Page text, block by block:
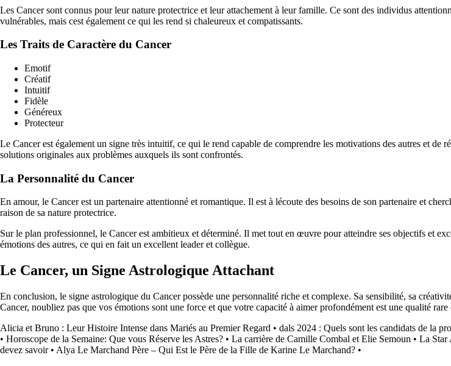
Les Cancer sont connus pour leur nature protectrice et leur attachement à leur famille. Ce sont des individus
vulnérables, mais cest également ce qui les rend si chaleureux et compatissants.
Les Traits de Caractère du Cancer
Emotif
Créatif
Intuitif
Fidèle
Généreux
Protecteur
Le Cancer est également un signe très intuitif, ce qui le rend capable de comprendre les motivations des autres et
solutions originales aux problèmes auxquels ils sont confrontés.
La Personnalité du Cancer
En amour, le Cancer est un partenaire attentionné et romantique. Il est à lécoute des besoins de son partenaire et
raison de sa nature protectrice.
Sur le plan professionnel, le Cancer est ambitieux et déterminé. Il met tout en œuvre pour atteindre ses objectifs et
émotions des autres, ce qui en fait un excellent leader et collègue.
Le Cancer, un Signe Astrologique Attachant
En conclusion, le signe astrologique du Cancer possède une personnalité riche et complexe. Sa sensibilité, sa
Cancer, noubliez pas que vos émotions sont une force et que votre capacité à aimer profondément est une qualité rare
Alicia et Bruno : Leur Histoire Intense dans Mariés au Premier Regard • dals 2024 : Quels sont les candidats de la
• Horoscope de la Semaine: Que vous Réserve les Astres? • La carrière de Camille Combal et Elie Semoun • La Star
devez savoir• Alya Le Marchand Père – Qui Est le Père de la Fille de Karine Le Marchand? •